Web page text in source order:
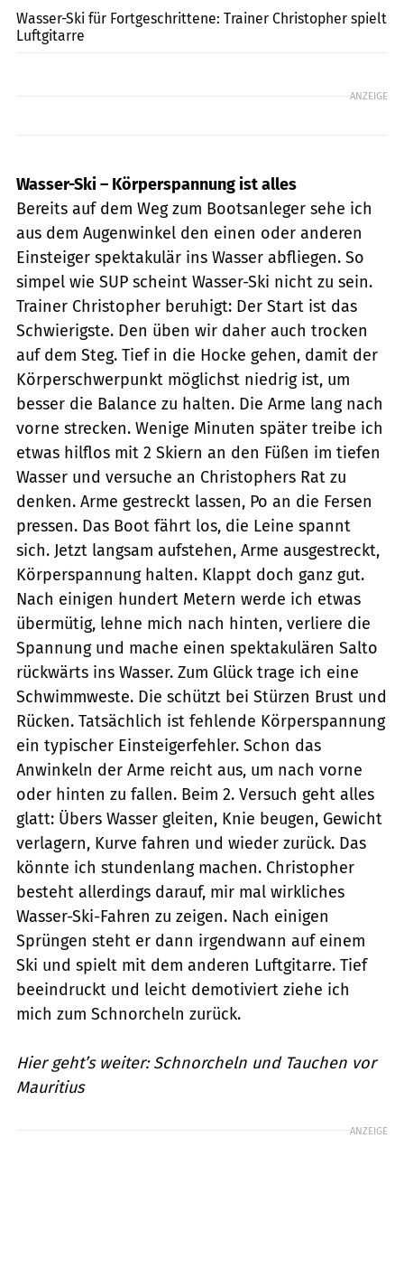
Wasser-Ski für Fortgeschrittene: Trainer Christopher spielt
Luftgitarre
ANZEIGE
Wasser-Ski – Körperspannung ist alles
Bereits auf dem Weg zum Bootsanleger sehe ich
aus dem Augenwinkel den einen oder anderen
Einsteiger spektakulär ins Wasser abfliegen. So
simpel wie SUP scheint Wasser-Ski nicht zu sein.
Trainer Christopher beruhigt: Der Start ist das
Schwierigste. Den üben wir daher auch trocken
auf dem Steg. Tief in die Hocke gehen, damit der
Körperschwerpunkt möglichst niedrig ist, um
besser die Balance zu halten. Die Arme lang nach
vorne strecken. Wenige Minuten später treibe ich
etwas hilflos mit 2 Skiern an den Füßen im tiefen
Wasser und versuche an Christophers Rat zu
denken. Arme gestreckt lassen, Po an die Fersen
pressen. Das Boot fährt los, die Leine spannt
sich. Jetzt langsam aufstehen, Arme ausgestreckt,
Körperspannung halten. Klappt doch ganz gut.
Nach einigen hundert Metern werde ich etwas
übermütig, lehne mich nach hinten, verliere die
Spannung und mache einen spektakulären Salto
rückwärts ins Wasser. Zum Glück trage ich eine
Schwimmweste. Die schützt bei Stürzen Brust und
Rücken. Tatsächlich ist fehlende Körperspannung
ein typischer Einsteigerfehler. Schon das
Anwinkeln der Arme reicht aus, um nach vorne
oder hinten zu fallen. Beim 2. Versuch geht alles
glatt: Übers Wasser gleiten, Knie beugen, Gewicht
verlagern, Kurve fahren und wieder zurück. Das
könnte ich stundenlang machen. Christopher
besteht allerdings darauf, mir mal wirkliches
Wasser-Ski-Fahren zu zeigen. Nach einigen
Sprüngen steht er dann irgendwann auf einem
Ski und spielt mit dem anderen Luftgitarre. Tief
beeindruckt und leicht demotiviert ziehe ich
mich zum Schnorcheln zurück.
Hier geht’s weiter: Schnorcheln und Tauchen vor
Mauritius
ANZEIGE